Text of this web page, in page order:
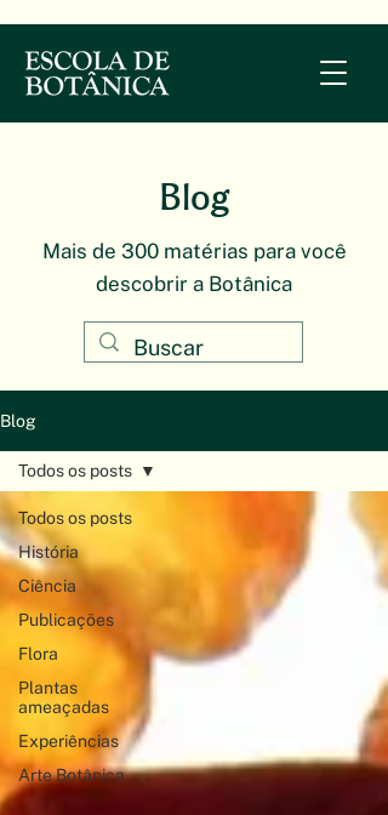
Blog
Mais de 300 matérias para você
descobrir a Botânica
Blog
Todos os posts
História
Ciência
Publicações
Flora
Plantas
ameaçadas
Experiências
Arte Botânica
Todos os posts